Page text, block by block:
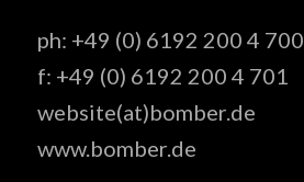
ph: +49 (0) 6192 200 4 700
f: +49 (0) 6192 200 4 701
website(at)bomber.de
www.bomber.de